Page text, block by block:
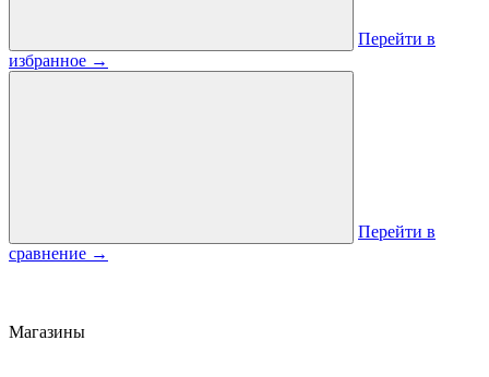
Перейти в
избранное →
Перейти в
сравнение →
Магазины